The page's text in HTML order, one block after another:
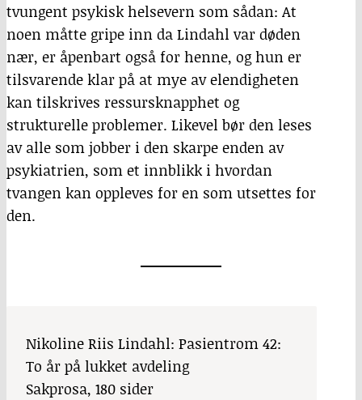
tvungent psykisk helsevern som sådan: At
noen måtte gripe inn da Lindahl var døden
nær, er åpenbart også for henne, og hun er
tilsvarende klar på at mye av elendigheten
kan tilskrives ressursknapphet og
strukturelle problemer. Likevel bør den leses
av alle som jobber i den skarpe enden av
psykiatrien, som et innblikk i hvordan
tvangen kan oppleves for en som utsettes for
den.
Nikoline Riis Lindahl: Pasientrom 42:
To år på lukket avdeling
Sakprosa, 180 sider